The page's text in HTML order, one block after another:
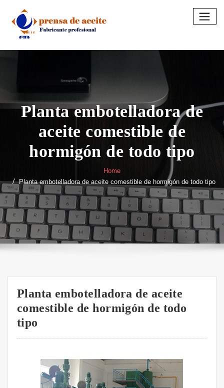
content
Planta embotelladora de
aceite comestible de
hormigón de todo tipo
Home
Planta embotelladora de aceite comestible de hormigón de todo tipo
Planta embotelladora de aceite
comestible de hormigón de todo
tipo